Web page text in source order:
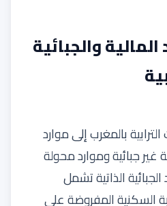
والجبائية
بالمغرب إلى موارد
غير جبائية وموارد محولة
الذاتية تشمل
السكنية المفروضة على